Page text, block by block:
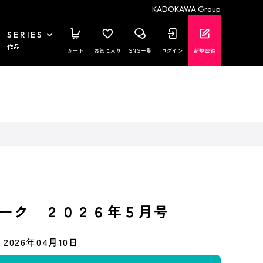
KADOKAWA Group
SERIES
作品 カート お気に入り SNS一覧 ログイン 新規登録
ク ２０２６年５月号
2026年04月10日